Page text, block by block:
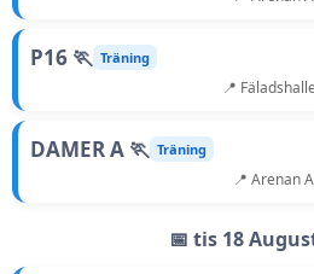
P16 🏃 Träning
📍
DAMER A 🏃 Träning
📍 Arenan A
📅 tis 18